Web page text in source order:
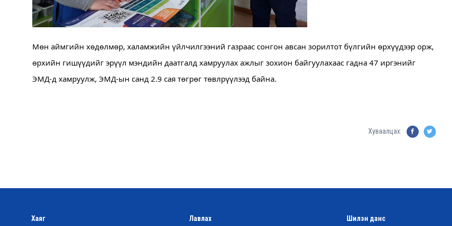
Мөн аймгийн хөдөлмөр, халамжийн үйлчилгээний газраас сонгон авсан зорилтот бүлгийн өрхүүдээр орж,
өрхийн гишүүдийг эрүүл мэндийн даатгалд хамруулах ажлыг зохион байгуулахаас гадна 47 иргэнийг
ЭМД-д хамруулж, ЭМД-ын санд 2.9 сая төгрөг төвлрүүлээд байна.
Хуваалцах:
Хаяг Лавлах Шилэн данс